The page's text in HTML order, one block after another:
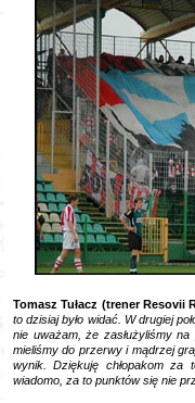
Tomasz Tułacz (trener Resovii
to dzisiaj było widać. W drugiej
nie uważam, że zasłużyliśmy
mieliśmy do przerwy i mądrzej
wynik. Dziękuję chłopakom
wiadomo, za to punktów się nie